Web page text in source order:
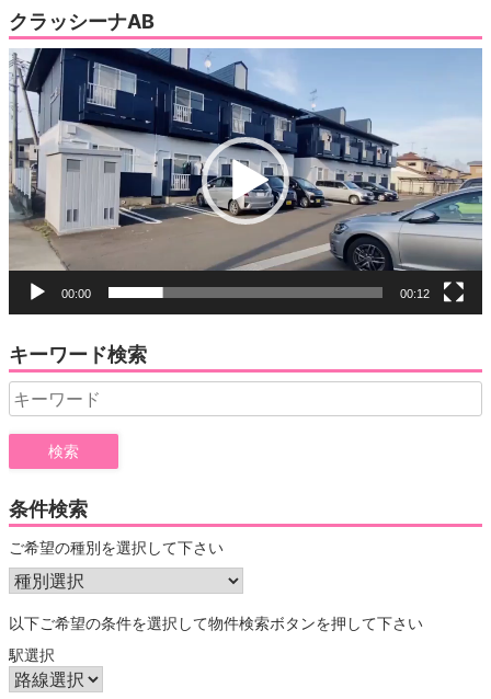
クラッシーナAB
動
画
プ
レ
ー
ヤ
ー
00:00 00:12
キーワード検索
Search
for:
条件検索
ご希望の種別を選択して下さい
以下ご希望の条件を選択して物件検索ボタンを押して下さい
駅選択